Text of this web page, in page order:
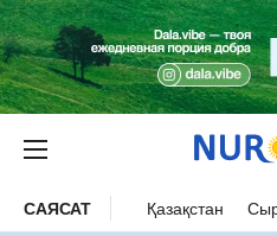
САЯСАТ Қазақстан